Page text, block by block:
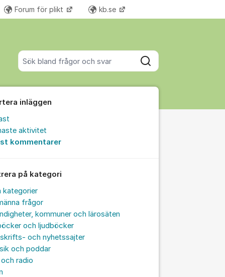
Sök bland alla inlägg
Sök
Forum för plikt kb.se Fler supportlänkar
inläggen
aktivitet
kommentarer
på kategori
kategorier
frågor
kommuner och lärosäten
och ljudböcker
och nyhetssajter
och poddar
radio